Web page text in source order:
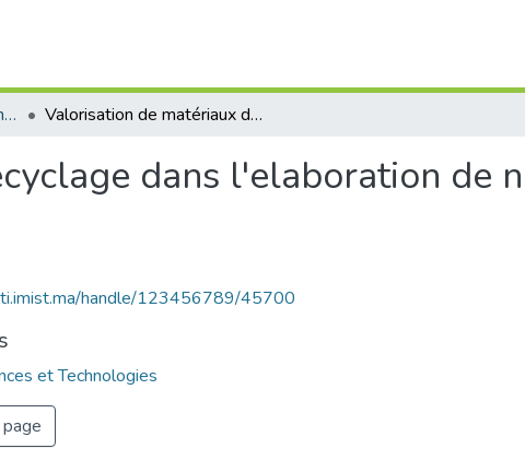
CEDoc - Sciences et Technologies Valorisation de matériaux de recyclage dans l'elaboration de nouvelles phases cimentaires
dans l'elaboration de
handle/123456789/45700
et Technologies